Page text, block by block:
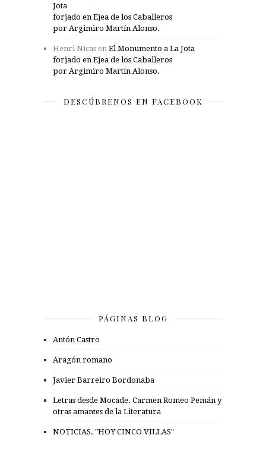
Jota
forjado en Ejea de los Caballeros
por Argimiro Martín Alonso.
Henri Nicas en El Monumento a La Jota
forjado en Ejea de los Caballeros
por Argimiro Martín Alonso.
DESCÚBRENOS EN FACEBOOK
PÁGINAS BLOG
Antón Castro
Aragón romano
Javier Barreiro Bordonaba
Letras desde Mocade. Carmen Romeo Pemán y
otras amantes de la Literatura
NOTICIAS. "HOY CINCO VILLAS"